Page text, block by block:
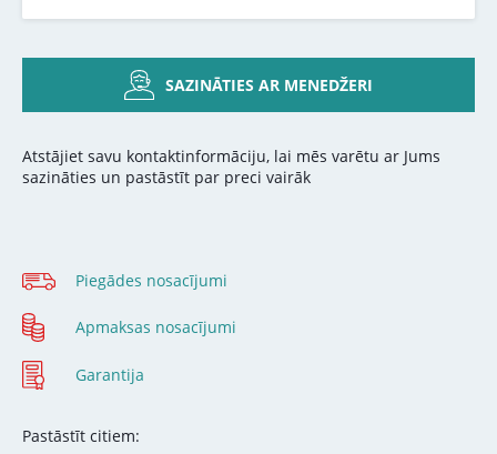
SAZINĀTIES AR MENEDŽERI
Atstājiet savu kontaktinformāciju, lai mēs varētu ar Jums
sazināties un pastāstīt par preci vairāk
Piegādes nosacījumi
Apmaksas nosacījumi
Garantija
Pastāstīt citiem: